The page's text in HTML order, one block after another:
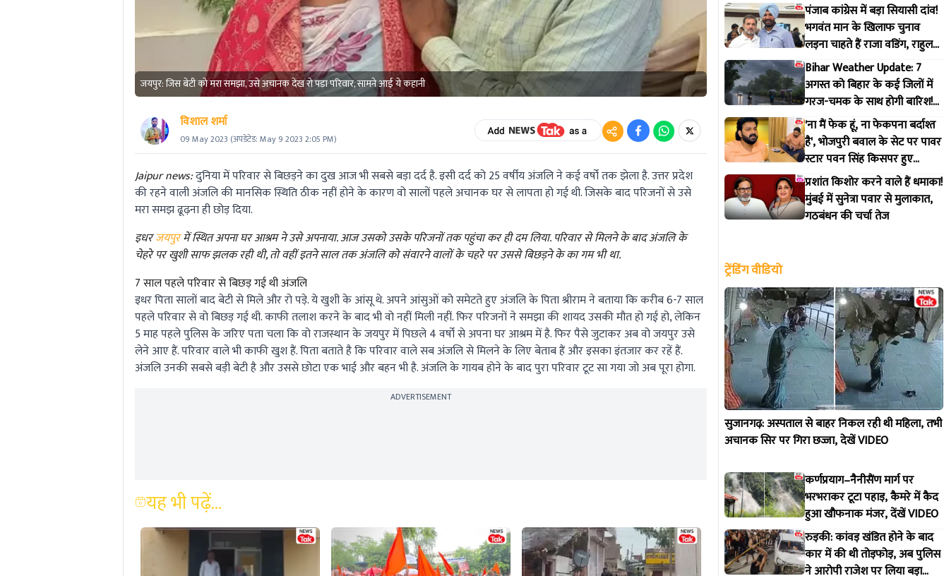
जयपुर: जिस बेटी को मरा समझा, उसे अचानक देख रो पड़ा परिवार, सामने आई ये कहानी
विशाल शर्मा
09 May 2023 (अपडेटेड: May 9 2023 2:05 PM)
Jaipur news:दुनिया में परिवार से बिछड़ने का दुख आज भी सबसे बड़ा दर्द है. इसी दर्द को 25 वर्षीय अंजलि ने कई वर्षो तक झेला है. उत्तर प्रदेश
की रहने वाली अंजलि की मानसिक स्थिति ठीक नहीं होने के कारण वो सालों पहले अचानक घर से लापता हो गई थी. जिसके बाद परिजनों से उसे
मरा समझ ढूढ़ना ही छोड़ दिया.
इधरजयपुरमें स्थित अपना घर आश्रम ने उसे अपनाया. आज उसको उसके परिजनों तक पहुंचा कर ही दम लिया. परिवार से मिलने के बाद अंजलि के
चेहरे पर खुशी साफ झलक रही थी, तो वहीं इतने साल तक अंजलि को संवारने वालों के चहरे पर उससे बिछड़ने के का गम भी था.
7 साल पहले परिवार से बिछड़ गई थी अंजलि
इधर पिता सालों बाद बेटी से मिले और रो पड़े. ये खुशी के आंसू थे. अपने आंसुओं को समेटते हुए अंजलि के पिता श्रीराम ने बताया कि करीब 6-7 साल
पहले परिवार से वो बिछड़ गई थी. काफी तलाश करने के बाद भी वो नहीं मिली नहीं. फिर परिजनों ने समझा की शायद उसकी मौत हो गई हो, लेकिन
5 माह पहले पुलिस के जरिए पता चला कि वो राजस्थान के जयपुर में पिछले 4 वर्षो से अपना घर आश्रम में है. फिर पैसे जुटाकर अब वो जयपुर उसे
लेने आए हैं. परिवार वाले भी काफी खुश हैं. पिता बताते है कि परिवार वाले सब अंजलि से मिलने के लिए बेताब हैं और इसका इंतजार कर रहें हैं.
अंजलि उनकी सबसे बड़ी बेटी है और उससे छोटा एक भाई और बहन भी है. अंजलि के गायब होने के बाद पुरा परिवार टूट सा गया जो अब पूरा होगा.
ADVERTISEMENT
यह भी पढ़ें...
पंजाब कांग्रेस में बड़ा सियासी दांव!
भगवंत मान के खिलाफ चुनाव
लड़ना चाहते हैं राजा वडिंग, राहुल
गांधी से मांगी हरी झंडी
Bihar Weather Update: 7
अगस्त को बिहार के कई जिलों में
गरज-चमक के साथ होगी बारिश!
IMD ने जारी किया अलर्ट
'ना मैं फेक हूं, ना फेकपना बर्दाश्त
है', भोजपुरी बवाल के सेट पर पावर
स्टार पवन सिंह किसपर हुए
आगबबूला?
प्रशांत किशोर करने वाले हैं धमाका!
मुंबई में सुनेत्रा पवार से मुलाकात,
गठबंधन की चर्चा तेज
ट्रेंडिंग वीडियो
सुजानगढ़: अस्पताल से बाहर निकल रही थी महिला, तभी
अचानक सिर पर गिरा छज्जा, देखें VIDEO
कर्णप्रयाग–नैनीसैंण मार्ग पर
भरभराकर टूटा पहाड़, कैमरे में कैद
हुआ खौफनाक मंजर, देंखें VIDEO
रुड़की: कांवड़ खंडित होने के बाद
कार में की थी तोड़फोड़, अब पुलिस
ने आरोपी राजेश पर लिया बड़ा